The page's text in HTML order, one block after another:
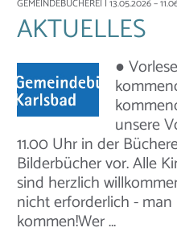
GEMEINDEBÜCHEREI | 13.05.2026 –
AKTUELLES
●
unsere
11.00 Uhr in der
Bilderbücher vor. Alle
sind herzlich
nicht erforderlich -
kommen!Wer …